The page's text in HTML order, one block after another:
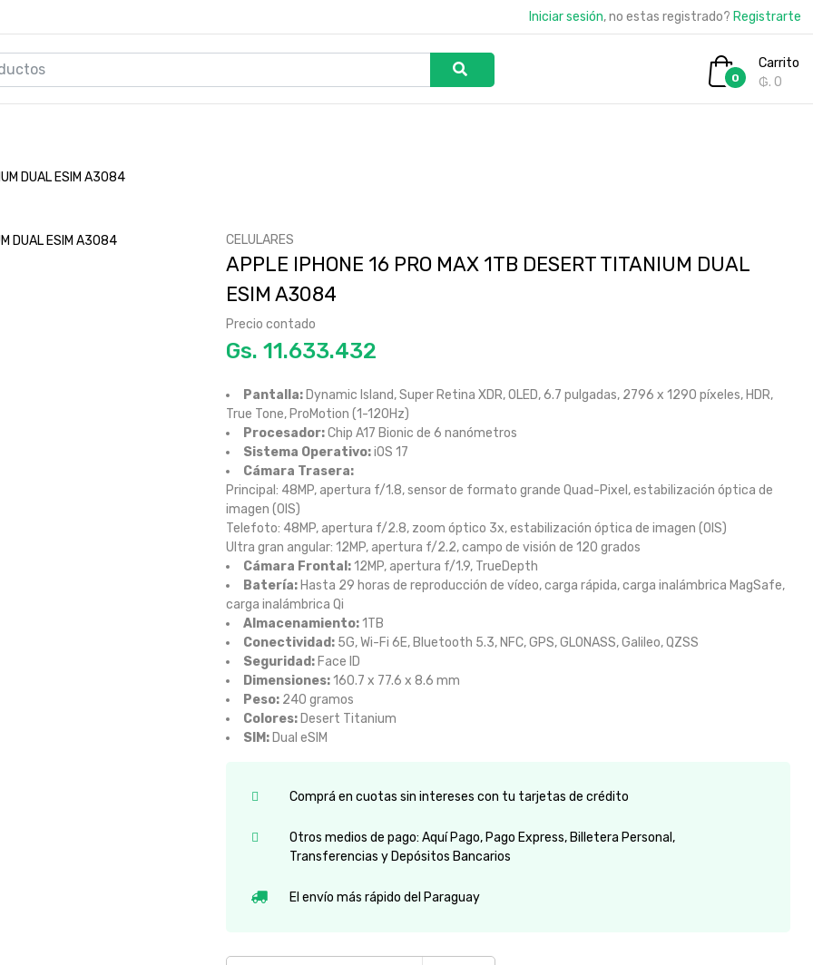
Iniciar sesión, no estas registrado? Registrarte
0
Carrito
₲. 0
DUAL ESIM A3084
CELULARES
APPLE IPHONE 16 PRO MAX 1TB DESERT TITANIUM DUAL
ESIM A3084
Precio contado
Gs.
Pantalla: Dynamic Island, Super Retina XDR, OLED, 6.7 pulgadas, 2796 x 1290 píxeles, HDR,
True Tone, ProMotion (1-120Hz)
Procesador:Chip A17 Bionic de 6 nanómetros
Sistema Operativo:iOS 17
Cámara Trasera:
Principal: 48MP, apertura f/1.8, sensor de formato grande Quad-Pixel, estabilización óptica de
imagen (OIS)
Telefoto: 48MP, apertura f/2.8, zoom óptico 3x, estabilización óptica de imagen (OIS)
Ultra gran angular: 12MP, apertura f/2.2, campo de visión de 120 grados
Cámara Frontal:12MP, apertura f/1.9, TrueDepth
Batería: Hasta 29 horas de reproducción de vídeo, carga rápida, carga inalámbrica MagSafe,
carga inalámbrica Qi
Almacenamiento:1TB
Conectividad: 5G, Wi-Fi 6E, Bluetooth 5.3, NFC, GPS, GLONASS, Galileo, QZSS
Seguridad: Face ID
Dimensiones:160.7 x 77.6 x 8.6 mm
Peso: 240 gramos
Colores: Desert Titanium
SIM: Dual eSIM
Comprá en cuotas sin intereses con tu tarjetas de crédito
Otros medios de pago: Aquí Pago, Pago Express, Billetera Personal,
Transferencias y Depósitos Bancarios
El envío más rápido del Paraguay